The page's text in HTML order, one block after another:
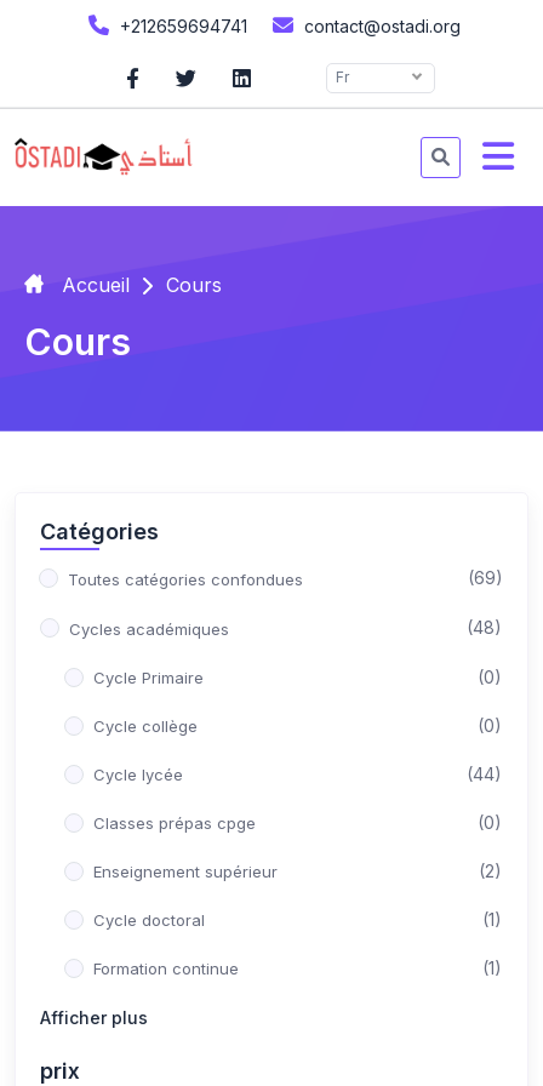
+212659694741 contact@ostadi.org
Fr
Accueil Cours
Cours
Catégories
Toutes catégories confondues (69)
Cycles académiques (48)
Cycle Primaire (0)
Cycle collège (0)
Cycle lycée (44)
Classes prépas cpge (0)
Enseignement supérieur (2)
Cycle doctoral (1)
Formation continue (1)
Concours Post-Bac
Afficher plus
prix